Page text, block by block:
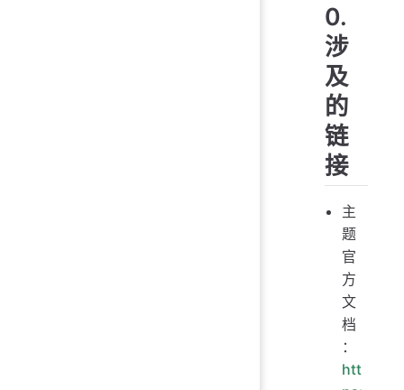
0.
涉
及
的
链
接
主
题
官
方
文
档
：
htt